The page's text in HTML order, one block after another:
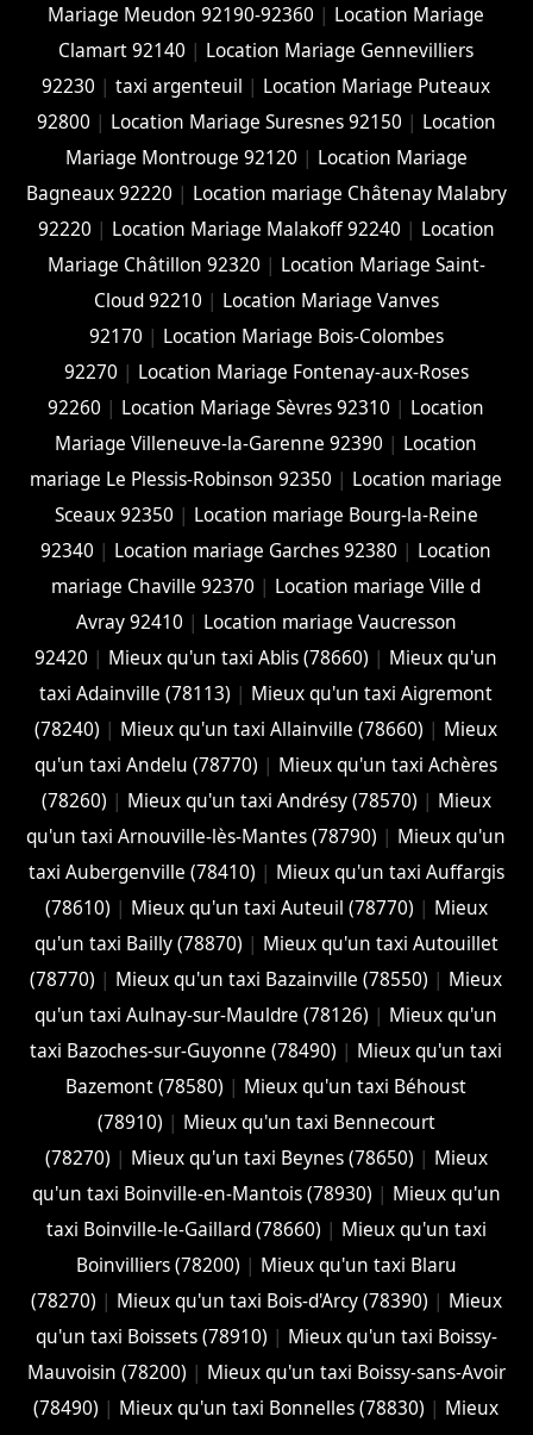
Mariage Meudon 92190-92360 | Location Mariage
Clamart 92140 | Location Mariage Gennevilliers
92230 |taxi argenteuil | Location Mariage Puteaux
92800 | Location Mariage Suresnes 92150 | Location
Mariage Montrouge 92120 | Location Mariage
Bagneaux 92220 | Location mariage Châtenay Malabry
92220 | Location Mariage Malakoff 92240 | Location
Mariage Châtillon 92320 | Location Mariage Saint-
Cloud 92210 | Location Mariage Vanves
92170 | Location Mariage Bois-Colombes
92270 | Location Mariage Fontenay-aux-Roses
92260 | Location Mariage Sèvres 92310 | Location
Mariage Villeneuve-la-Garenne 92390 | Location
mariage Le Plessis-Robinson 92350 | Location mariage
Sceaux 92350 | Location mariage Bourg-la-Reine
92340 | Location mariage Garches 92380 | Location
mariage Chaville 92370 | Location mariage Ville d
Avray 92410 | Location mariage Vaucresson
92420 | Mieux qu'un taxi Ablis (78660) | Mieux qu'un
taxi Adainville (78113) | Mieux qu'un taxi Aigremont
(78240) | Mieux qu'un taxi Allainville (78660) | Mieux
qu'un taxi Andelu (78770) | Mieux qu'un taxi Achères
(78260) | Mieux qu'un taxi Andrésy (78570) | Mieux
qu'un taxi Arnouville-lès-Mantes (78790) | Mieux qu'un
taxi Aubergenville (78410) | Mieux qu'un taxi Auffargis
(78610) | Mieux qu'un taxi Auteuil (78770) | Mieux
qu'un taxi Bailly (78870) | Mieux qu'un taxi Autouillet
(78770) | Mieux qu'un taxi Bazainville (78550) | Mieux
qu'un taxi Aulnay-sur-Mauldre (78126) | Mieux qu'un
taxi Bazoches-sur-Guyonne (78490) | Mieux qu'un taxi
Bazemont (78580) | Mieux qu'un taxi Béhoust
(78910) | Mieux qu'un taxi Bennecourt
(78270) | Mieux qu'un taxi Beynes (78650) | Mieux
qu'un taxi Boinville-en-Mantois (78930) | Mieux qu'un
taxi Boinville-le-Gaillard (78660) | Mieux qu'un taxi
Boinvilliers (78200) | Mieux qu'un taxi Blaru
(78270) | Mieux qu'un taxi Bois-d'Arcy (78390) | Mieux
qu'un taxi Boissets (78910) | Mieux qu'un taxi Boissy-
Mauvoisin (78200) | Mieux qu'un taxi Boissy-sans-Avoir
(78490) | Mieux qu'un taxi Bonnelles (78830) | Mieux